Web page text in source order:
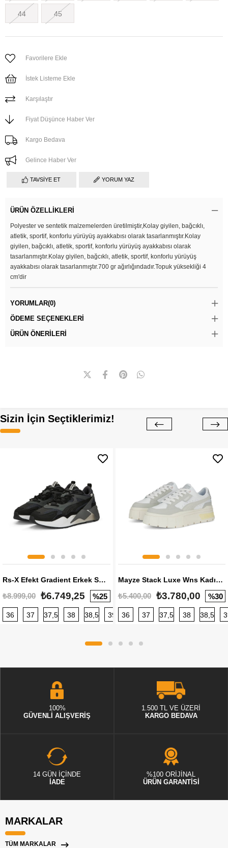
44 45
Favorilere Ekle
İstek Listeme Ekle
Karşılaştır
Fiyat Düşünce Haber Ver
Kargo Bedava
Gelince Haber Ver
TAVSIYE ET YORUM YAZ
ÜRÜN ÖZELLIKLERI
Polyester ve sentetik malzemelerden üretilmiştir,Kolay giyilen, bağcıklı,
atletik, sportif, konforlu yürüyüş ayakkabısı olarak tasarlanmıştır.Kolay
giyilen, bağcıklı, atletik, sportif, konforlu yürüyüş ayakkabısı olarak
tasarlanmıştır.Kolay giyilen, bağcıklı, atletik, sportif, konforlu yürüyüş
ayakkabısı olarak tasarlanmıştır.700 gr ağırlığındadır.Topuk yüksekliği 4
cm'dir
YORUMLAR(0)
ÖDEME SEÇENEKLERI
ÜRÜN ÖNERILERI
Sizin İçin Seçtiklerimiz!
Rs-X Efekt Gradient Erkek Sneaker
₺8.999,00 ₺6.749,25 %25
36 37 37,5 38 38,5 39 40 40,5 41 42 42,5
Mayze Stack Luxe Wns Kadın Sneaker
₺5.400,00 ₺3.780,00 %30
36 37 37,5 38 38,5
100%
GÜVENLİ ALIŞVERİŞ
1.500 TL VE ÜZERİ
KARGO BEDAVA
14 GÜN İÇİNDE
İADE
%100 ORİJİNAL
ÜRÜN GARANTİSİ
MARKALAR
TÜM MARKALAR